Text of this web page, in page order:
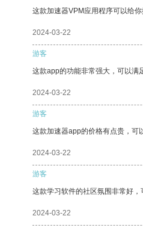
这款加速器VPM应用程序可以给
2024-03-22
游客
这款app的功能非常强大，可以满
2024-03-22
游客
这款加速器app的价格有点贵，可
2024-03-22
游客
这款学习软件的社区氛围非常好，
2024-03-22